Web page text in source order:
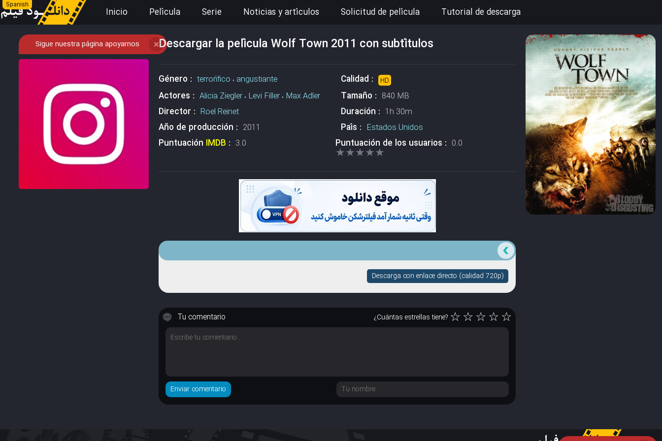
Spanish
Inicio Película Serie Noticias y artículos Solicitud de película Tutorial de descarga
Sigue nuestra página apoyarnos ❌Descargar la película Wolf Town 2011 con subtítulos
Género : terrorífico ، angustiante Calidad : HD
Actores : Alicia Ziegler، Levi Filler، Max Adler Tamaño : 840 MB
Director : Roel Reinet Duración : 1h 30m
Año de producción : 2011 País : Estados Unidos
Puntuación IMDB : 3.0 Puntuación de los usuarios : 0.0
★★★★★
★★★★★
Descarga con enlace directo (calidad 720p)
Tu comentario ¿Cuántas estrellas tiene? ☆☆☆☆☆